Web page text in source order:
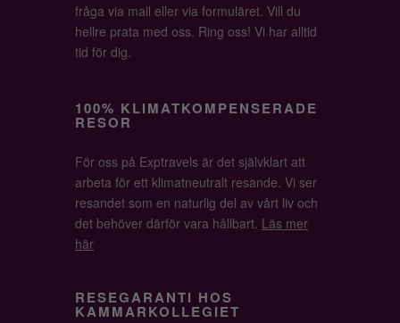
fråga via mail eller via formuläret. Vill du
hellre prata med oss. Ring oss! Vi har alltid
tid för dig.
100% KLIMATKOMPENSERADE
RESOR
För oss på Exptravels är det självklart att
arbeta för ett klimatneutralt resande. Vi ser
resandet som en naturlig del av vårt liv och
det behöver därför vara hållbart. Läs mer
här
RESEGARANTI HOS
KAMMARKOLLEGIET